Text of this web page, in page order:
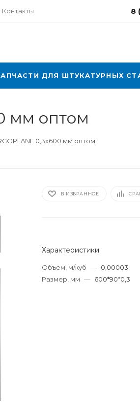
Контакты 8
ДЛЯ ШТУКАТУРНЫХ
мм оптом
0,3x600 мм оптом
В ИЗБРАННОЕ
Характеристики
Объем, м/куб — 0,00003
Размер, мм — 600*90*0,3